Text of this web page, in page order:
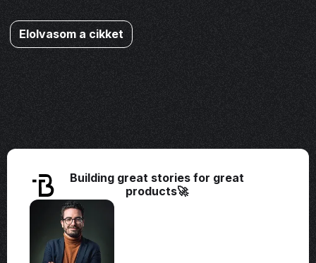
Elolvasom a cikket
Building great stories for great
products🚀